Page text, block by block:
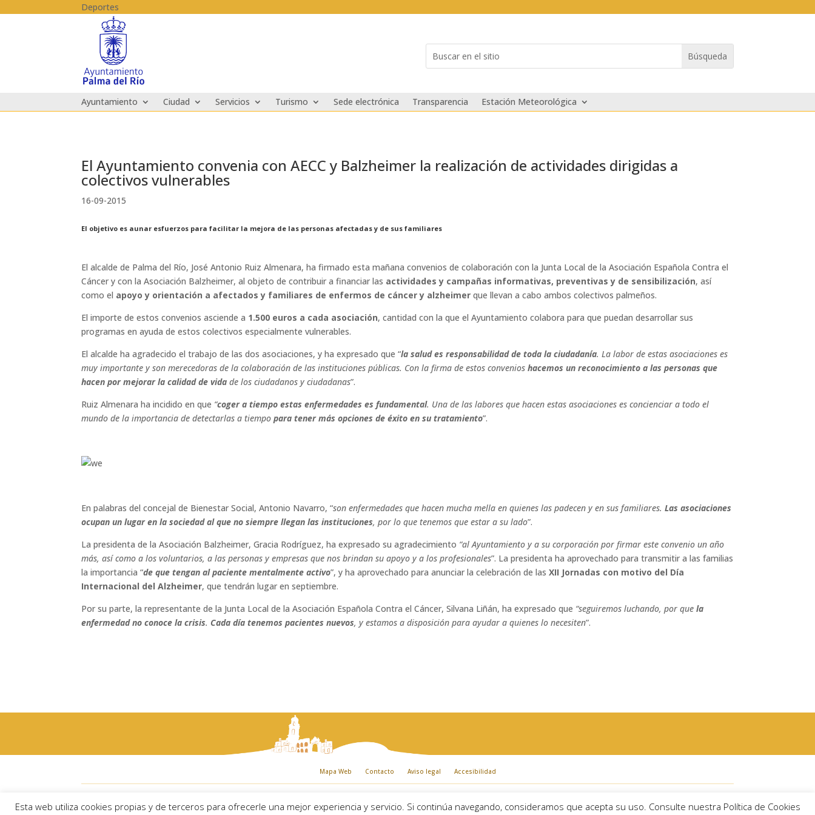
Deportes
for...
Ayuntamiento Ciudad Servicios Turismo Sede electrónica Transparencia Estación Meteorológica
El Ayuntamiento convenia con AECC y Balzheimer la realización de actividades dirigidas a
colectivos vulnerables
16-09-2015
El objetivo es aunar esfuerzos para facilitar la mejora de las personas afectadas y de sus familiares
El alcalde de Palma del Río, José Antonio Ruiz Almenara, ha firmado esta mañana convenios de colaboración con la Junta Local de la Asociación Española Contra el
Cáncer y con la Asociación Balzheimer, al objeto de contribuir a financiar las actividades y campañas informativas, preventivas y de sensibilización, así
como el apoyo y orientación a afectados y familiares de enfermos de cáncer y alzheimer que llevan a cabo ambos colectivos palmeños.
El importe de estos convenios asciende a 1.500 euros a cada asociación, cantidad con la que el Ayuntamiento colabora para que puedan desarrollar sus
programas en ayuda de estos colectivos especialmente vulnerables.
El alcalde ha agradecido el trabajo de las dos asociaciones, y ha expresado que “la salud es responsabilidad de toda la ciudadanía. La labor de estas asociaciones es
muy importante y son merecedoras de la colaboración de las instituciones públicas. Con la firma de estos convenioshacemos un reconocimiento a las personas que
hacen por mejorar la calidad de vida de los ciudadanos y ciudadanas”.
Ruiz Almenara ha incidido en que “coger a tiempo estas enfermedades es fundamental. Una de las labores que hacen estas asociaciones es concienciar a todo el
mundo de la importancia de detectarlas a tiempo para tener más opciones de éxito en su tratamiento”.
En palabras del concejal de Bienestar Social, Antonio Navarro, “son enfermedades que hacen mucha mella en quienes las padecen y en sus familiares.Las asociaciones
ocupan un lugar en la sociedad al que no siempre llegan las instituciones, por lo que tenemos que estar a su lado”.
La presidenta de la Asociación Balzheimer, Gracia Rodríguez, ha expresado su agradecimiento “al Ayuntamiento y a su corporación por firmar este convenio un año
más, así como a los voluntarios, a las personas y empresas que nos brindan su apoyo y a los profesionales”. La presidenta ha aprovechado para transmitir a las familias
la importancia “de que tengan al paciente mentalmente activo”, y ha aprovechado para anunciar la celebración de las XII Jornadas con motivo del Día
Internacional del Alzheimer, que tendrán lugar en septiembre.
Por su parte, la representante de la Junta Local de la Asociación Española Contra el Cáncer, Silvana Liñán, ha expresado que “seguiremos luchando, por que la
enfermedad no conoce la crisis. Cada día tenemos pacientes nuevos, y estamos a disposición para ayudar a quienes lo necesiten”.
Mapa Web Contacto Aviso legal Accesibilidad
Esta web utiliza cookies propias y de terceros para ofrecerle una mejor experiencia y servicio. Si continúa navegando, consideramos que acepta su uso. Consulte nuestra Política de Cookies